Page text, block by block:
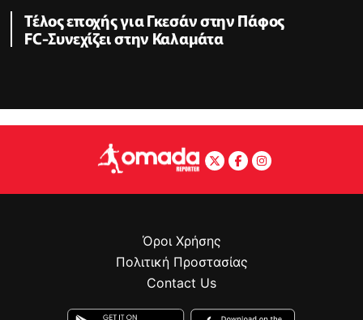
Τέλος εποχής για Γκεσάν στην Πάφος
FC-Συνεχίζει στην Καλαμάτα
Όροι Χρήσης
Πολιτική Προστασίας
Contact Us